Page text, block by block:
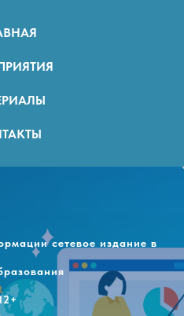
сетевое издание в